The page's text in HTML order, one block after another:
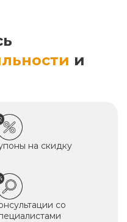
и
на скидку
со